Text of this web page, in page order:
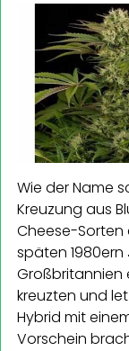
Wie der Name
Kreuzung aus
Cheese-Sorten
späten
Großbritannien
kreuzten und
Hybrid mit
Vorschein